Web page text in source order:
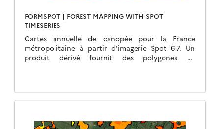
FORMSPOT | FOREST MAPPING WITH SPOT
TIMESERIES
Cartes annuelle de canopée pour la France
métropolitaine à partir d'imagerie Spot 6-7. Un
produit dérivé fournit des polygones de